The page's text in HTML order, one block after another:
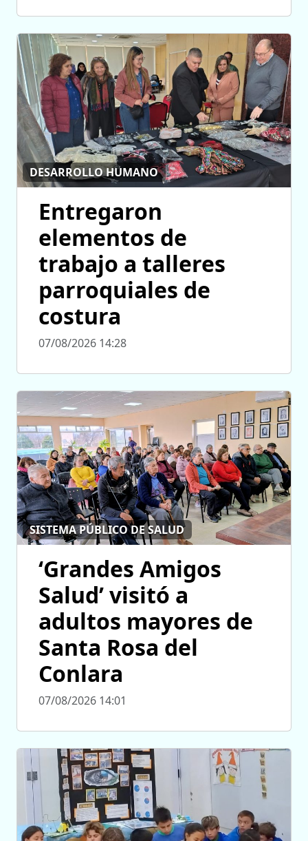
DESARROLLO HUMANO
Entregaron
elementos de
trabajo a talleres
parroquiales de
costura
07/08/2026 14:28
SISTEMA PÚBLICO DE SALUD
‘Grandes Amigos
Salud’ visitó a
adultos mayores de
Santa Rosa del
Conlara
07/08/2026 14:01